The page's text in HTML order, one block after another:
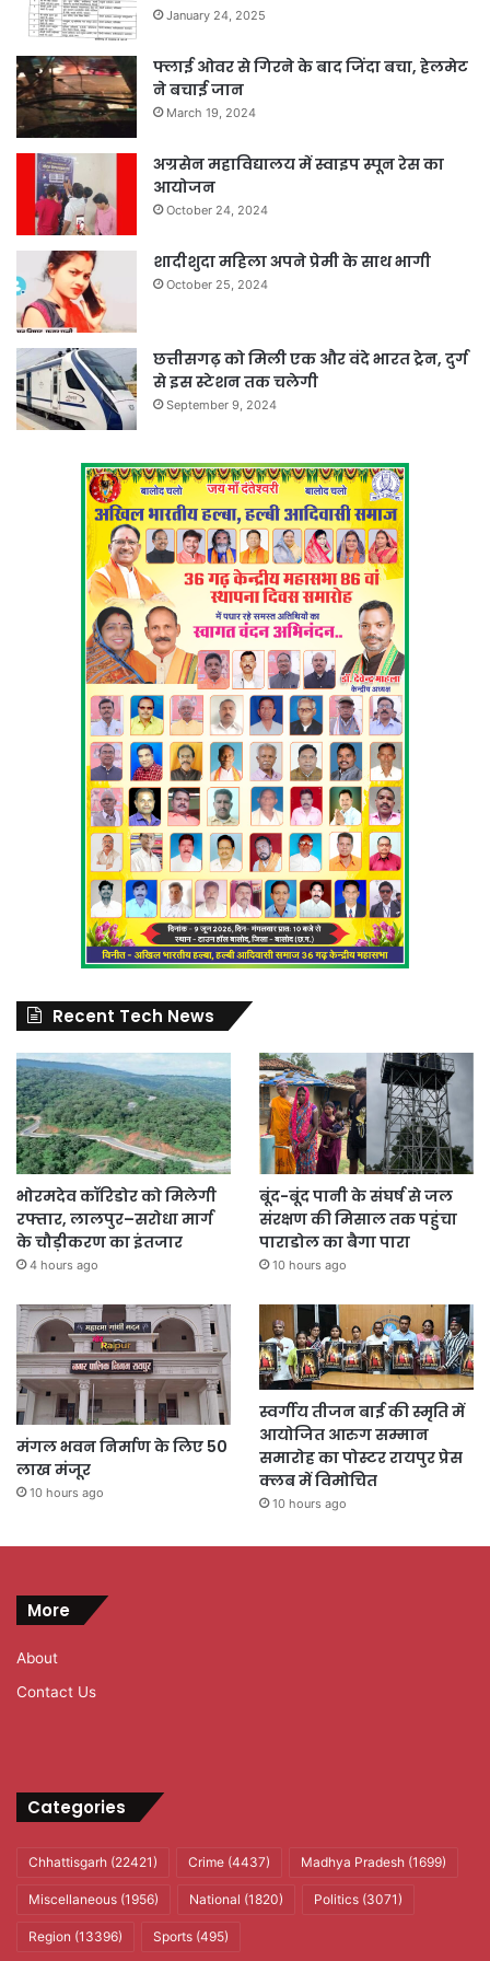
January 24, 2025
फ्लाई ओवर से गिरने के बाद जिंदा बचा, हेलमेट
ने बचाई जान
March 19, 2024
अग्रसेन महाविद्यालय में स्वाइप स्पून रेस का
आयोजन
October 24, 2024
शादीशुदा महिला अपने प्रेमी के साथ भागी
October 25, 2024
छत्तीसगढ़ को मिली एक और वंदे भारत ट्रेन, दुर्ग
से इस स्टेशन तक चलेगी
September 9, 2024
Recent Tech News
भोरमदेव कॉरिडोर को मिलेगी
रफ्तार, लालपुर–सरोधा मार्ग
के चौड़ीकरण का इंतजार
4 hours ago
बूंद-बूंद पानी के संघर्ष से जल
संरक्षण की मिसाल तक पहुंचा
पाराडोल का बैगा पारा
10 hours ago
मंगल भवन निर्माण के लिए 50
लाख मंजूर
10 hours ago
स्वर्गीय तीजन बाई की स्मृति में
आयोजित आरुग सम्मान
समारोह का पोस्टर रायपुर प्रेस
क्लब में विमोचित
10 hours ago
More
About
Contact Us
Categories
Chhattisgarh (22421) Crime (4437) Madhya Pradesh (1699)
Miscellaneous (1956) National (1820) Politics (3071)
Region (13396) Sports (495)